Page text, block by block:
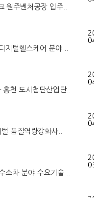
원주벤처공장 입주..
털헬스케어 분야 ..
천 도시첨단산업단..
품질역량강화사..
차 분야 수요기술 ..